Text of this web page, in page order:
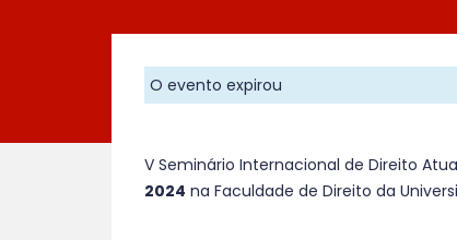
O evento expirou
V Seminário Internacional de Direito
2024 na Faculdade de Direito da